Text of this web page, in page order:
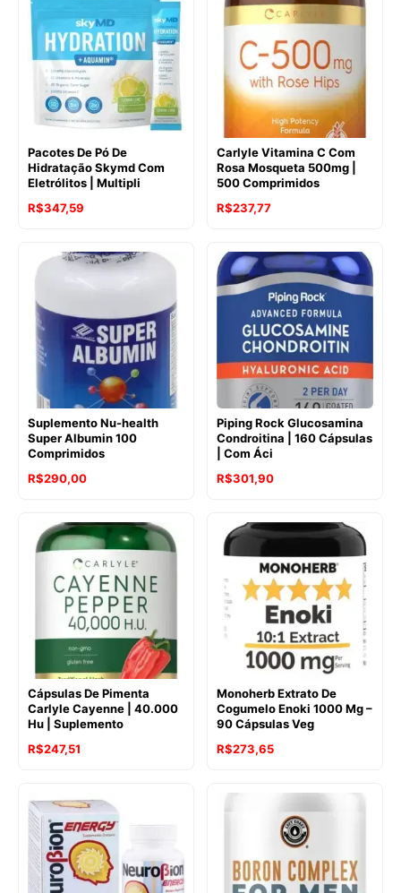
Pacotes De Pó De
Hidratação Skymd Com
Eletrólitos | Multipli
R$347,59
Carlyle Vitamina C Com
Rosa Mosqueta 500mg |
500 Comprimidos
R$237,77
Suplemento Nu-health
Super Albumin 100
Comprimidos
R$290,00
Piping Rock Glucosamina
Condroitina | 160 Cápsulas
| Com Áci
R$301,90
Cápsulas De Pimenta
Carlyle Cayenne | 40.000
Hu | Suplemento
R$247,51
Monoherb Extrato De
Cogumelo Enoki 1000 Mg –
90 Cápsulas Veg
R$273,65